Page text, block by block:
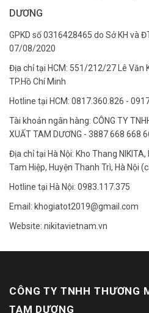
DƯƠNG
GPKD số 0316428465 do Sở KH và
07/08/2020
Địa chỉ tại HCM: 551/212/27 Lê Văn
TP.Hồ Chí Minh
Hotline tại HCM: 0817.360.826 -
Tài khoản ngân hàng: CÔNG TY
XUẤT TAM DƯƠNG - 3887 668 668
Địa chỉ tại Hà Nội: Kho Thang
Tam Hiệp, Huyện Thanh Trì, Hà Nội
Hotline tại Hà Nội: 0983.117.375
Email: khogiatot2019@gmail.com
Website: nikitavietnam.vn
CÔNG TY TNHH THƯƠNG
TAM DƯƠNG